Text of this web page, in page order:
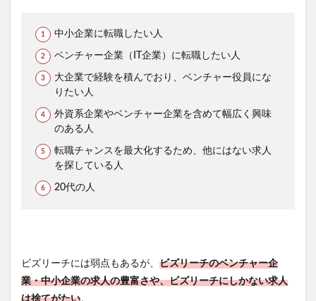
中小企業に転職したい人
ベンチャー企業（IT企業）に転職したい人
大企業で経験を積んでおり、ベンチャー役員にな
りたい人
外資系企業やベンチャー企業を含めて幅広く興味
のある人
転職チャンスを最大化するため、他にはない求人
を探している人
20代の人
ビズリーチには弱点もあるが、 ビズリーチのベンチャー企
業・中小企業の求人の豊富さや、ビズリーチにしかない求人
は捨てがたい。